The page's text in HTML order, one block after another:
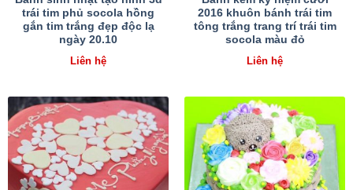
trái tim phủ socola hồng
gắn tim trắng đẹp độc lạ
ngày 20.10
Liên hệ
2016 khuôn bánh trái tim
tông trắng trang trí trái tim
socola màu đỏ
Liên hệ